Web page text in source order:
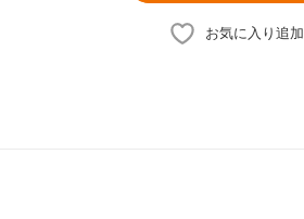
お気に入り追加